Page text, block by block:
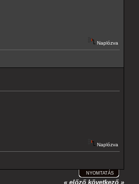
Naplózva
Naplózva
NYOMTATÁS
« előző következő »